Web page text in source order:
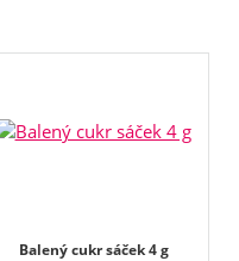
Balený cukr sáček 4 g